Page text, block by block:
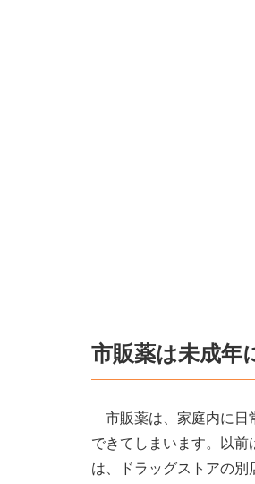
市販薬は未成
市販薬は、家庭内に日
できてしまいます。以
は、ドラッグストアの